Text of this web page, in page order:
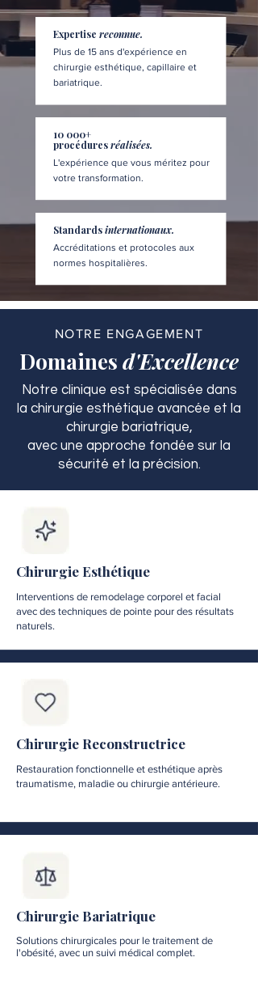
Expertise reconnue.
Plus de 15 ans d'expérience en
chirurgie esthétique, capillaire et
bariatrique.
10 000+
procéduresréalisées.
L'expérience que vous méritez pour
votre transformation.
Standardsinternationaux.
Accréditations et protocoles aux
normes hospitalières.
NOTRE ENGAGEMENT
Domaines d'Excellence
Notre clinique est spécialisée dans
la chirurgie esthétique avancée et la
chirurgie bariatrique,
avec une approche fondée sur la
sécurité et la précision.
Chirurgie Esthétique
Interventions de remodelage corporel et facial
avec des techniques de pointe pour des résultats
naturels.
Chirurgie Reconstructrice
Restauration fonctionnelle et esthétique après
traumatisme, maladie ou chirurgie antérieure.
Chirurgie Bariatrique
Solutions chirurgicales pour le traitement de
l'obésité, avec un suivi médical complet.